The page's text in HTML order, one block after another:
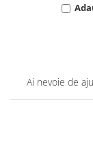
Ai nevoie de